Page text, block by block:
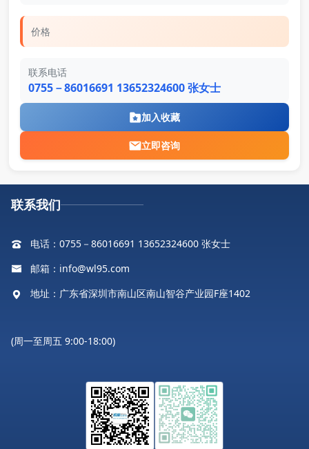
价格
联系电话
0755－86016691 13652324600 张女士
加入收藏
立即咨询
联系我们
电话：0755－86016691 13652324600 张女士
邮箱：info@wl95.com
地址：广东省深圳市南山区南山智谷产业园F座1402
(周一至周五 9:00-18:00)